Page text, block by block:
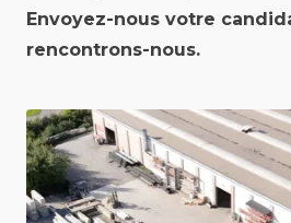
Envoyez-nous votre
rencontrons-nous.